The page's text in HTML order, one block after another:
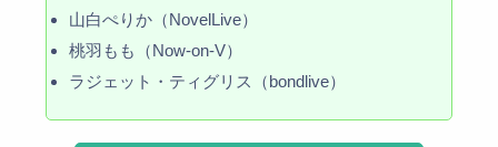
山白ぺりか（NovelLive）
桃羽もも（Now-on-V）
ラジェット・ティグリス（bondlive）